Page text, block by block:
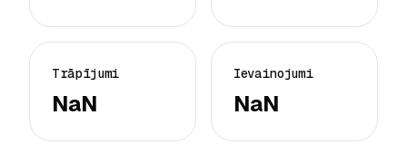
Trāpījumi
NaN
Ievainojumi
NaN